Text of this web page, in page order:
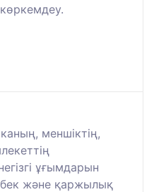
меншіктің,
ұғымдарын
және қаржылық